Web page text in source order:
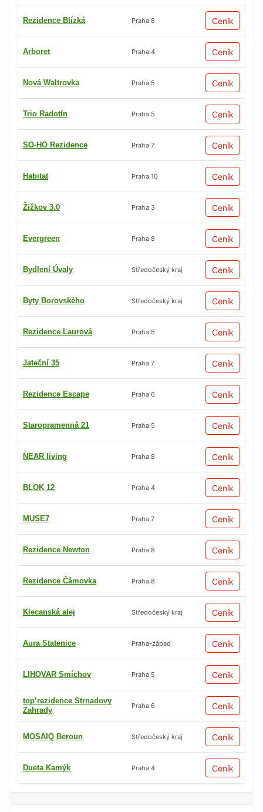
Rezidence Blízká Praha 8 Ceník
Arboret Praha 4 Ceník
Nová Waltrovka Praha 5 Ceník
Trio Radotín Praha 5 Ceník
SO-HO Rezidence Praha 7 Ceník
Habitat Praha 10 Ceník
Žižkov 3.0 Praha 3 Ceník
Evergreen Praha 8 Ceník
Bydlení Úvaly Středočeský kraj Ceník
Byty Borovského Středočeský kraj Ceník
Rezidence Laurová Praha 5 Ceník
Jateční 35 Praha 7 Ceník
Rezidence Escape Praha 6 Ceník
Staropramenná 21 Praha 5 Ceník
NEAR living Praha 8 Ceník
BLOK 12 Praha 4 Ceník
MUSE7 Praha 7 Ceník
Rezidence Newton Praha 8 Ceník
Rezidence Čámovka Praha 8 Ceník
Klecanská alej Středočeský kraj Ceník
Aura Statenice Praha-západ Ceník
LIHOVAR Smíchov Praha 5 Ceník
top’rezidence Strnadovy
Zahrady
Praha 6 Ceník
MOSAIQ Beroun Středočeský kraj Ceník
Dueta Kamýk Praha 4 Ceník